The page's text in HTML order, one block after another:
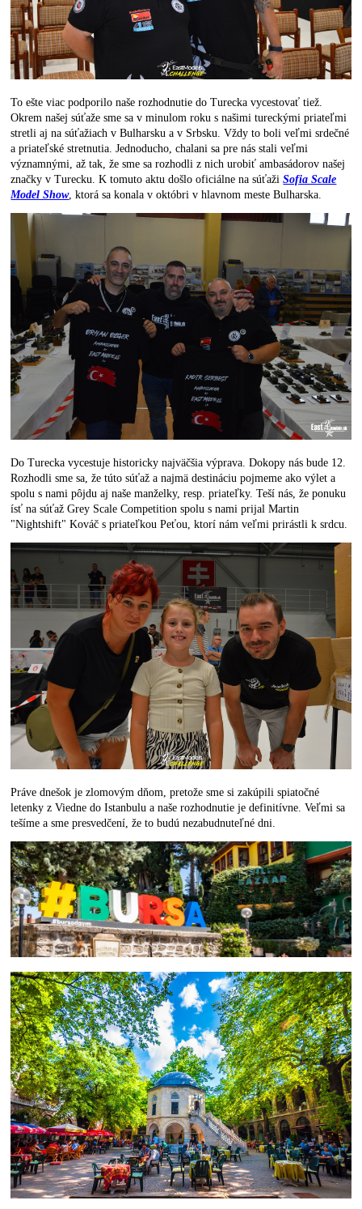
To ešte viac podporilo naše rozhodnutie do Turecka vycestovať tiež.
Okrem našej súťaže sme sa v minulom roku s našimi tureckými priateľmi
stretli aj na súťažiach v Bulharsku a v Srbsku. Vždy to boli veľmi srdečné
a priateľské stretnutia. Jednoducho, chalani sa pre nás stali veľmi
významnými, až tak, že sme sa rozhodli z nich urobiť ambasádorov našej
značky v Turecku. K tomuto aktu došlo oficiálne na súťažiSofia Scale
Model Show, ktorá sa konala v októbri v hlavnom meste Bulharska.
Do Turecka vycestuje historicky najväčšia výprava. Dokopy nás bude 12.
Rozhodli sme sa, že túto súťaž a najmä destináciu pojmeme ako výlet a
spolu s nami pôjdu aj naše manželky, resp. priateľky. Teší nás, že ponuku
ísť na súťaž Grey Scale Competition spolu s nami prijal Martin
"Nightshift" Kováč s priateľkou Peťou, ktorí nám veľmi prirástli k srdcu.
Práve dnešok je zlomovým dňom, pretože sme si zakúpili spiatočné
letenky z Viedne do Istanbulu a naše rozhodnutie je definitívne. Veľmi sa
tešíme a sme presvedčení, že to budú nezabudnuteľné dni.